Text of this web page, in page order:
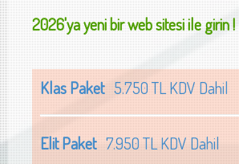
2026'ya yeni bir web sitesi ile girin !
Klas Paket5.750 TL KDV Dahil
Elit Paket7.950 TL KDV Dahil